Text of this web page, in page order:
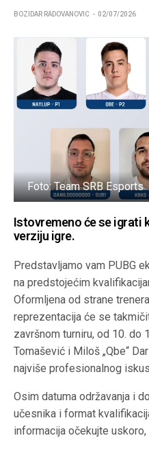
BOZIDAR RADOVANOVIC 02/07/2026
Foto: Team SRB Esports
Istovremeno će se igrati
verziju igre.
Predstavljamo vam PUBG
na predstojećim
Oformljena od strane
reprezentacija će se
završnom turniru, od 10. do
Tomašević i Miloš „Qbe“
najviše profesionalnog
Osim datuma održavanja i
učesnika i format
informacija očekujte